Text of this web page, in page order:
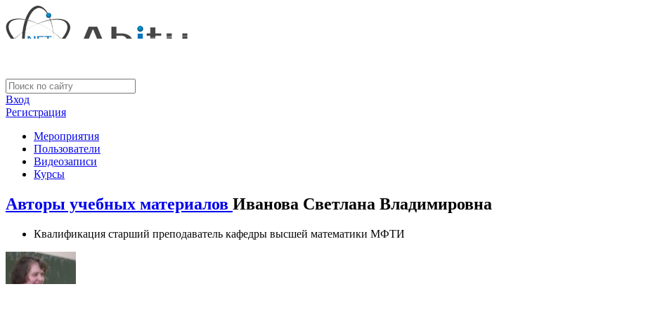
Вход
Регистрация
Мероприятия
Пользователи
Видеозаписи
Курсы
Авторы учебных материалов Иванова Светлана Владимировна
Квалификация старший преподаватель кафедры высшей математики МФТИ